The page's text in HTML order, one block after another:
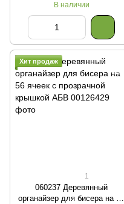
В наличии
Хит продаж
1
060237 Деревянный
органайзер для бисера на 56